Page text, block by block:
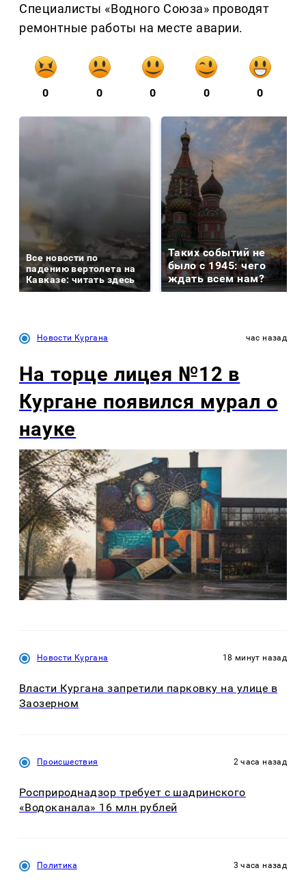
Специалисты «Водного Союза» проводят
ремонтные работы на месте аварии.
0 0 0 0 0
Все новости по
падению вертолета на
Кавказе: читать здесь
Таких событий не
было с 1945: чего
ждать всем нам?
Новости Кургана час назад
На торце лицея №12 в
Кургане появился мурал о
науке
Новости Кургана 18 минут назад
Власти Кургана запретили парковку на улице в
Заозерном
Происшествия 2 часа назад
Росприроднадзор требует с шадринского
«Водоканала» 16 млн рублей
Политика 3 часа назад